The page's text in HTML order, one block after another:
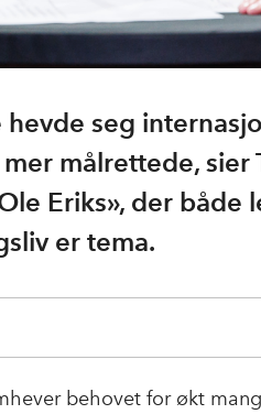
hevde seg
målrettede, sier
Eriks», der
er tema.
behovet for økt